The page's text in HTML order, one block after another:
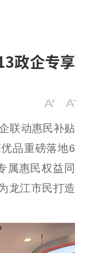
政企专享
联动惠民补贴
品重磅落地6
属惠民权益同
龙江市民打造